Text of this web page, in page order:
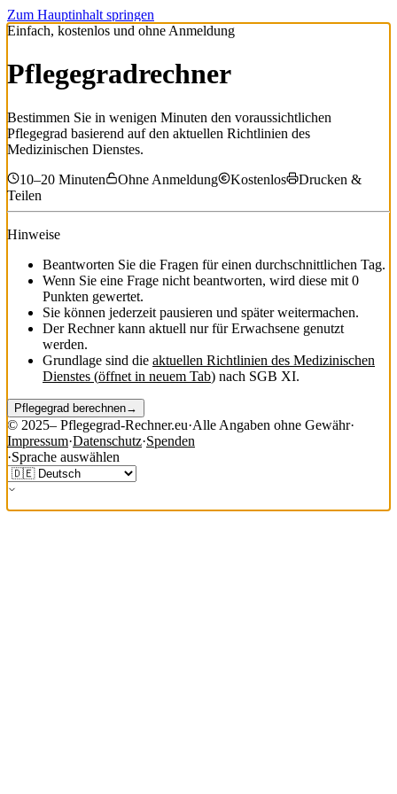
Zum Hauptinhalt springen
Einfach, kostenlos und ohne Anmeldung
Pflegegradrechner
Bestimmen Sie in wenigen Minuten den voraussichtlichen
Pflegegrad basierend auf den aktuellen Richtlinien des
Medizinischen Dienstes.
10–20 Minuten
Ohne Anmeldung Kostenlos
Drucken &
Teilen
Hinweise
Beantworten Sie die Fragen für einen durchschnittlichen Tag.
Wenn Sie eine Frage nicht beantworten, wird diese mit 0
Punkten gewertet.
Sie können jederzeit pausieren und später weitermachen.
Der Rechner kann aktuell nur für Erwachsene genutzt
werden.
Grundlage sind die aktuellen Richtlinien des Medizinischen
Dienstes (öffnet in neuem Tab) nach SGB XI.
Pflegegrad berechnen→
© 2025– Pflegegrad-Rechner.eu·Alle Angaben ohne Gewähr·
Impressum·Datenschutz·Spenden
·Sprache auswählen